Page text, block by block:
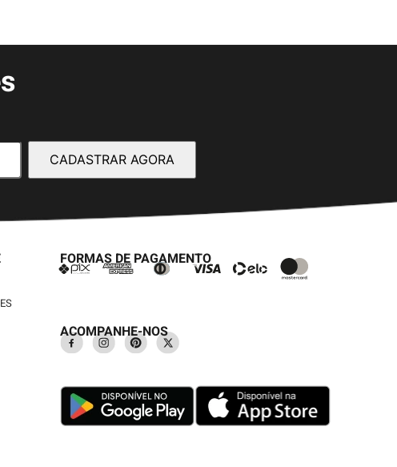
CADASTRAR AGORA
FORMAS DE PAGAMENTO
ACOMPANHE-NOS